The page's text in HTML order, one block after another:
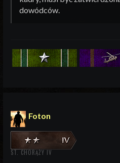
dowódców.
Foton
ST. CHORĄŻY IV